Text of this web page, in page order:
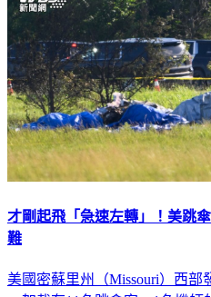
才剛起飛「急速左轉」！美跳
難
美國密蘇里州（Missouri）西